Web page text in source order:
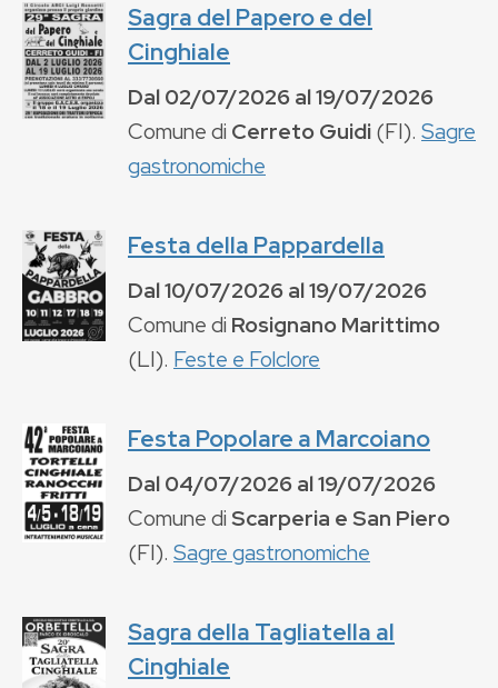
Sagra del Papero e del
Cinghiale
Dal02/07/2026al19/07/2026
Comune di Cerreto Guidi(FI). Sagre
gastronomiche
Festa della Pappardella
Dal10/07/2026al19/07/2026
Comune di Rosignano Marittimo
(LI). Feste e Folclore
Festa Popolare a Marcoiano
Dal04/07/2026al19/07/2026
Comune diScarperia e San Piero
(FI). Sagre gastronomiche
Sagra della Tagliatella al
Cinghiale